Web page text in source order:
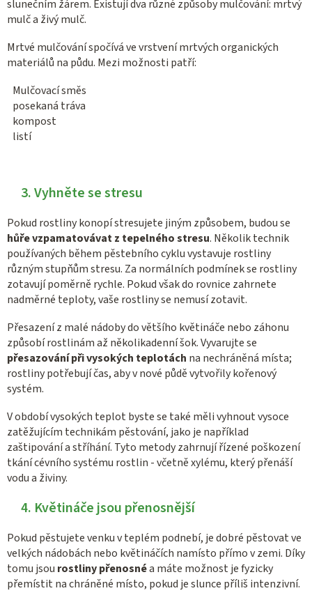
slunečním žárem. Existují dva různé způsoby mulčování: mrtvý
mulč a živý mulč.
Mrtvé mulčování spočívá ve vrstvení mrtvých organických
materiálů na půdu. Mezi možnosti patří:
Mulčovací směs
posekaná tráva
kompost
listí
3. Vyhněte se stresu
Pokud rostliny konopí stresujete jiným způsobem, budou se
hůře vzpamatovávat z tepelného stresu. Několik technik
používaných během pěstebního cyklu vystavuje rostliny
různým stupňům stresu. Za normálních podmínek se rostliny
zotavují poměrně rychle. Pokud však do rovnice zahrnete
nadměrné teploty, vaše rostliny se nemusí zotavit.
Přesazení z malé nádoby do většího květináče nebo záhonu
způsobí rostlinám až několikadenní šok. Vyvarujte se
přesazování při vysokých teplotách na nechráněná místa;
rostliny potřebují čas, aby v nové půdě vytvořily kořenový
systém.
V období vysokých teplot byste se také měli vyhnout vysoce
zatěžujícím technikám pěstování, jako je například
zaštipování a stříhání. Tyto metody zahrnují řízené poškození
tkání cévního systému rostlin - včetně xylému, který přenáší
vodu a živiny.
4. Květináče jsou přenosnější
Pokud pěstujete venku v teplém podnebí, je dobré pěstovat ve
velkých nádobách nebo květináčích namísto přímo v zemi. Díky
tomu jsou rostliny přenosnéa máte možnost je fyzicky
přemístit na chráněné místo, pokud je slunce příliš intenzivní.